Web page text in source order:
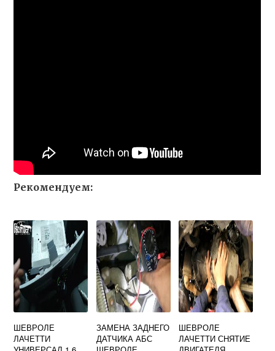
Рекомендуем:
ШЕВРОЛЕ
ЛАЧЕТТИ
ЗАМЕНА ЗАДНЕГО
ДАТЧИКА АБС
ШЕВРОЛЕ
ЛАЧЕТТИ СНЯТИЕ